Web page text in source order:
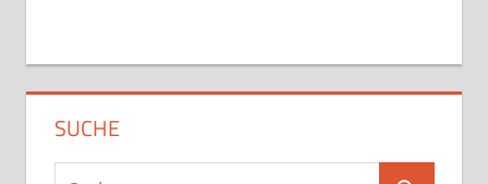
SUCHE
Suchen